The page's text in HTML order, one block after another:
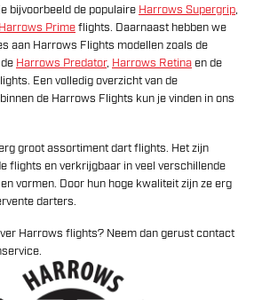
bijvoorbeeld de populaire Harrows Supergrip,
Harrows Primeflights. Daarnaast hebben we
aan Harrows Flights modellen zoals de
Harrows Predator, Harrows Retinaen de
Een volledig overzicht van de
de Harrows Flights kun je vinden in ons
groot assortiment dart flights. Het zijn
flights en verkrijgbaar in veel verschillende
vormen. Door hun hoge kwaliteit zijn ze erg
darters.
Harrows flights? Neem dan gerust contact